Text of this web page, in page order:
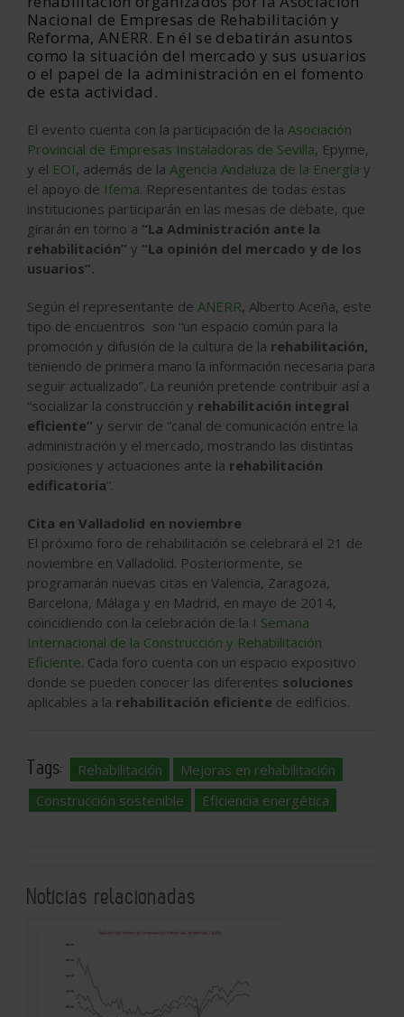
Nacional de Empresas de Rehabilitación y
Reforma, ANERR. En él se debatirán asuntos
como la situación del mercado y sus usuarios
o el papel de la administración en el fomento
de esta actividad.
El evento cuenta con la participación de la Asociación
Provincial de Empresas Instaladoras de Sevilla, Epyme,
y el EOI, además de la Agencia Andaluza de la Energía y
el apoyo de Ifema. Representantes de todas estas
instituciones participarán en las mesas de debate, que
girarán en torno a “La Administración ante la
rehabilitación” y “La opinión del mercado y de los
usuarios”.
Según el representante de ANERR, Alberto Aceña, este
tipo de encuentros son “un espacio común para la
promoción y difusión de la cultura de la rehabilitación,
teniendo de primera mano la información necesaria para
seguir actualizado”. La reunión pretende contribuir así a
“socializar la construcción y rehabilitación integral
eficiente” y servir de “canal de comunicación entre la
administración y el mercado, mostrando las distintas
posiciones y actuaciones ante la rehabilitación
edificatoria”.
Cita en Valladolid en noviembre
El próximo foro de rehabilitación se celebrará el 21 de
noviembre en Valladolid. Posteriormente, se
programarán nuevas citas en Valencia, Zaragoza,
Barcelona, Málaga y en Madrid, en mayo de 2014,
coincidiendo con la celebración de la I Semana
Internacional de la Construcción y Rehabilitación
Eficiente. Cada foro cuenta con un espacio expositivo
donde se pueden conocer las diferentes soluciones
aplicables a la rehabilitación eficiente de edificios.
Tags: Rehabilitación
Mejoras en rehabilitación
Construcción sostenible
Eficiencia energética
Noticias relacionadas